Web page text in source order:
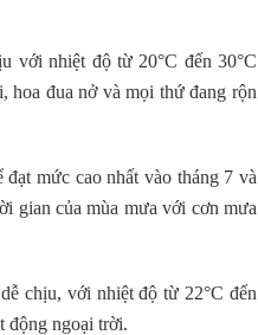
với nhiệt độ từ 20°C đến 30°C
hoa đua nở và mọi thứ đang rộn
mức cao nhất vào tháng 7 và
gian của mùa mưa với cơn mưa
chịu, với nhiệt độ từ 22°C đến
động ngoại trời.